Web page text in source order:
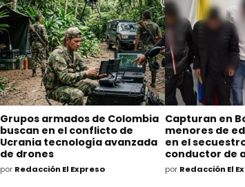
Grupos armados de Colombia
buscan en el conflicto de
Ucrania tecnología avanzada
de drones
por Redacción El Expreso
Capturan en
menores de
en el
conductor de
por Redacción El